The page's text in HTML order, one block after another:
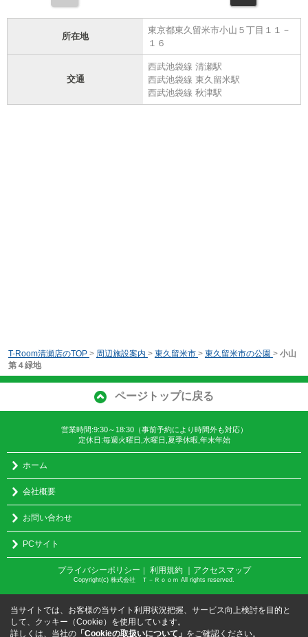
所在地
東京都東久留米市小山５丁目１１－
１６
交通
西武池袋線 清瀬駅
西武池袋線 東久留米駅
西武池袋線 秋津駅
T-Room清瀬店のTOP > 周辺施設案内 > 東久留米市 > 東久留米市の公園 > 小山
第４緑地
ページトップに戻る
営業時間:9:30～18:30（事前予約により時間外も対応）
定休日:毎週火曜日,水曜日,夏季休暇,年末年始
ホーム
会社概要
お問い合わせ
PCサイト
プライバシーポリシー ｜ 利用規約 ｜アクセスマップ
Copyright(c) 株式会社 Ｔ－Ｒｏｏｍ All rights reserved.
当サイトでは、お客様の当サイト利用状況把握、サービス向上検討を目的と
して、クッキー（Cookie）を使用しています。
詳しくは、当社の 「Cookieの取扱いについて」 をご確認ください。